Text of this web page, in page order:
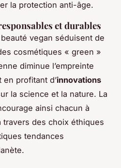
la protection anti-âge.
et durables
vegan séduisent de
cosmétiques « green »
diminue l’empreinte
profitant d’innovations
la science et la nature. La
ainsi chacun à
travers des choix éthiques
tendances